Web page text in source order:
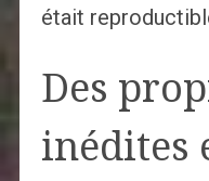
était
Des
inédites